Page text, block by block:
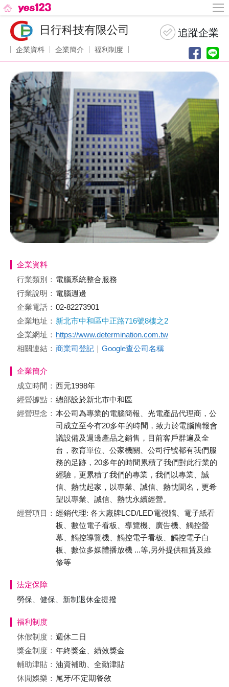
日行科技有限公司
企業資料 企業簡介 福利制度
企業資料
行業類別： 電腦系統整合服務
行業說明： 電腦週邊
企業電話： 02-82273901
企業地址： 新北市中和區中正路716號8樓之2
企業網址： https://www.determination.com.tw
相關連結： 商業司登記 ｜ Google查公司名稱
企業簡介
成立時間： 西元1998年
經營據點： 總部設於新北市中和區
經營理念： 本公司為專業的電腦簡報、光電產品代理商，公
司成立至今有20多年的時間，致力於電腦簡報會
議設備及週邊產品之銷售，目前客戶群遍及全
台，教育單位、公家機關、公司行號都有我們服
務的足跡，20多年的時間累積了我們對此行業的
經驗，更累積了我們的專業，我們以專業、誠
信、熱忱起家，以專業、誠信、熱忱聞名，更希
望以專業、誠信、熱忱永續經營。
經營項目： 經銷代理: 各大廠牌LCD/LED電視牆、電子紙看
板、數位電子看板、導覽機、廣告機、觸控螢
幕、觸控導覽機、觸控電子看板、觸控電子白
板、數位多媒體播放機 ...等,另外提供租賃及維
修等
法定保障
勞保、健保、新制退休金提撥
福利制度
休假制度： 週休二日
獎金制度： 年終獎金、績效獎金
輔助津貼： 油資補助、全勤津貼
休閒娛樂： 尾牙/不定期餐敘